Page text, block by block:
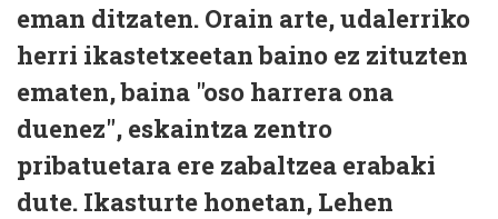
eman ditzaten. Orain arte, udalerriko
herri ikastetxeetan baino ez zituzten
ematen, baina "oso harrera ona
duenez", eskaintza zentro
pribatuetara ere zabaltzea erabaki
dute. Ikasturte honetan, Lehen